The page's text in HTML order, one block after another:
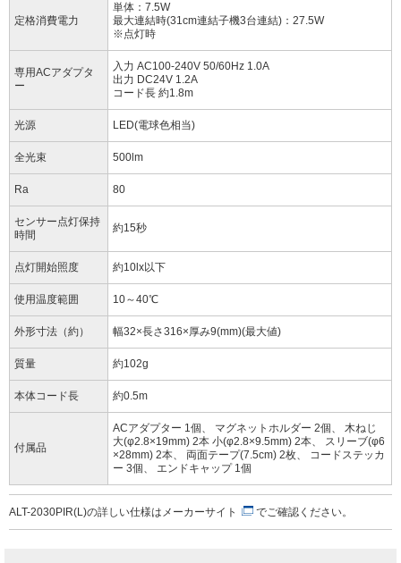
定格消費電力
単体：7.5W
最大連結時(31cm連結子機3台連結)：27.5W
※点灯時
専用ACアダプタ
ー
入力 AC100-240V 50/60Hz 1.0A
出力 DC24V 1.2A
コード長 約1.8m
光源 LED(電球色相当)
全光束 500lm
Ra 80
センサー点灯保持
時間
約15秒
点灯開始照度 約10lx以下
使用温度範囲 10～40℃
外形寸法（約） 幅32×長さ316×厚み9(mm)(最大値)
質量 約102g
本体コード長 約0.5m
付属品
ACアダプター 1個、 マグネットホルダー 2個、 木ねじ
大(φ2.8×19mm) 2本 小(φ2.8×9.5mm) 2本、 スリーブ(φ6
×28mm) 2本、 両面テープ(7.5cm) 2枚、 コードステッカ
ー 3個、 エンドキャップ 1個
ALT-2030PIR(L)の詳しい仕様は メーカーサイト でご確認ください。